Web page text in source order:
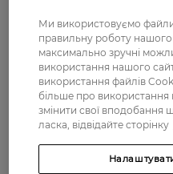
Доставка
Нова пошта
У відділення Нової
безкоштовно від 699
Укрпошта
Вартість доставки -
Ми використовуємо
правильну роботу
максимально зручні
використання нашого
використання файлів
більше про використання
змінити свої вподобання
ласка, відвідайте сторінку